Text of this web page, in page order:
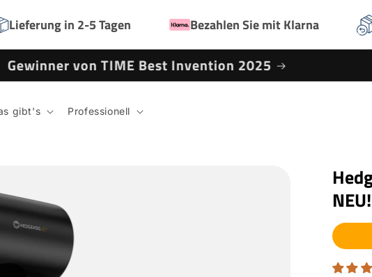
Lieferung in 2-5 Tagen Bezahlen Sie mit Klarna
Gewinner von TIME Best Invention 2025
gibt's Professionell
NEU!